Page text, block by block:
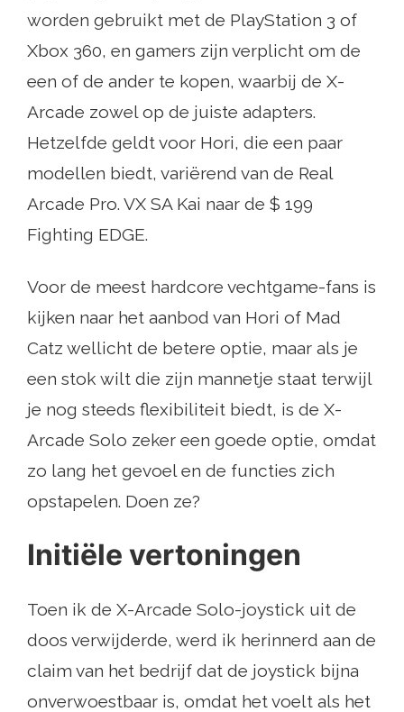
worden gebruikt met de PlayStation 3 of
Xbox 360, en gamers zijn verplicht om de
een of de ander te kopen, waarbij de X-
Arcade zowel op de juiste adapters.
Hetzelfde geldt voor Hori, die een paar
modellen biedt, variërend van de Real
Arcade Pro. VX SA Kai naar de $ 199
Fighting EDGE.
Voor de meest hardcore vechtgame-fans is
kijken naar het aanbod van Hori of Mad
Catz wellicht de betere optie, maar als je
een stok wilt die zijn mannetje staat terwijl
je nog steeds flexibiliteit biedt, is de X-
Arcade Solo zeker een goede optie, omdat
zo lang het gevoel en de functies zich
opstapelen. Doen ze?
Initiële vertoningen
Toen ik de X-Arcade Solo-joystick uit de
doos verwijderde, werd ik herinnerd aan de
claim van het bedrijf dat de joystick bijna
onverwoestbaar is, omdat het voelt als het